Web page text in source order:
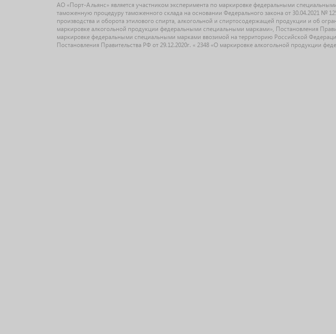
АО «Порт-Альянс» является участником эксперимента по маркировке федеральными
таможенную процедуру таможенного склада на основании Федерального закона от 30.04.2021 №
производства и оборота этилового спирта, алкогольной и спиртосодержащей продукции и об
маркировке алкогольной продукции федеральными специальными марками», Постановления
маркировке федеральными специальными марками ввозимой на территорию Российской
Постановления Правительства РФ от 29.12.2020г. « 2348 «О маркировке алкогольной продукции